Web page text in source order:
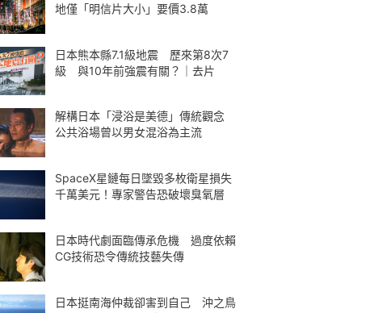
地僅「明信片大小」要價3.8萬
日本熊本縣7.1級地震 歷來第8次7
級 與10年前強震有關？｜去片
解構日本「浸浴是美德」傳統觀念
公共浴場曾以男女混浴為主流
SpaceX星鏈每日墜毀多枚衛星損失
千萬美元！專家警告恐破壞臭氧層
日本時代劇面臨傳承危機 過度依賴
CG技術恐令傳統技藝失傳
日本挺南海仲裁卻害到自己 沖之鳥